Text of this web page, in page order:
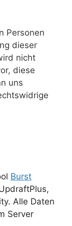
Personen
dieser
nicht
diese
uns
Burst
Alle Daten
Server